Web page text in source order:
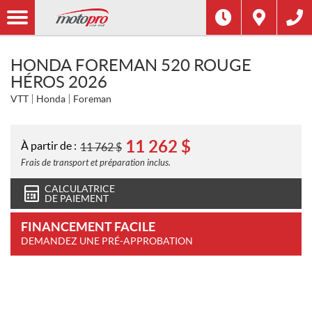
HONDA FOREMAN 520 ROUGE
HÉROS 2026
VTT Honda Foreman
À partir de : 11 762$ 11 262 $
Frais de transport et préparation inclus.
CALCULATRICE
DE PAIEMENT
FINANCEMENT FACILE
DEMANDEZ UNE PRÉ-APPROBATION